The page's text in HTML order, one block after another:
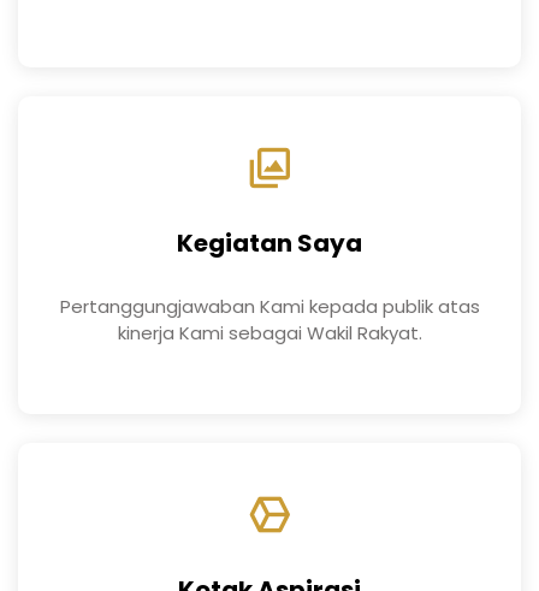
Kegiatan Saya
Pertanggungjawaban Kami kepada publik atas
kinerja Kami sebagai Wakil Rakyat.